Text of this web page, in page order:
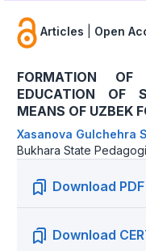
Articles Open
FORMATION
EDUCATION OF
MEANS OF UZBEK
Xasanova Gulchehra
Bukhara State
Download PDF
Download